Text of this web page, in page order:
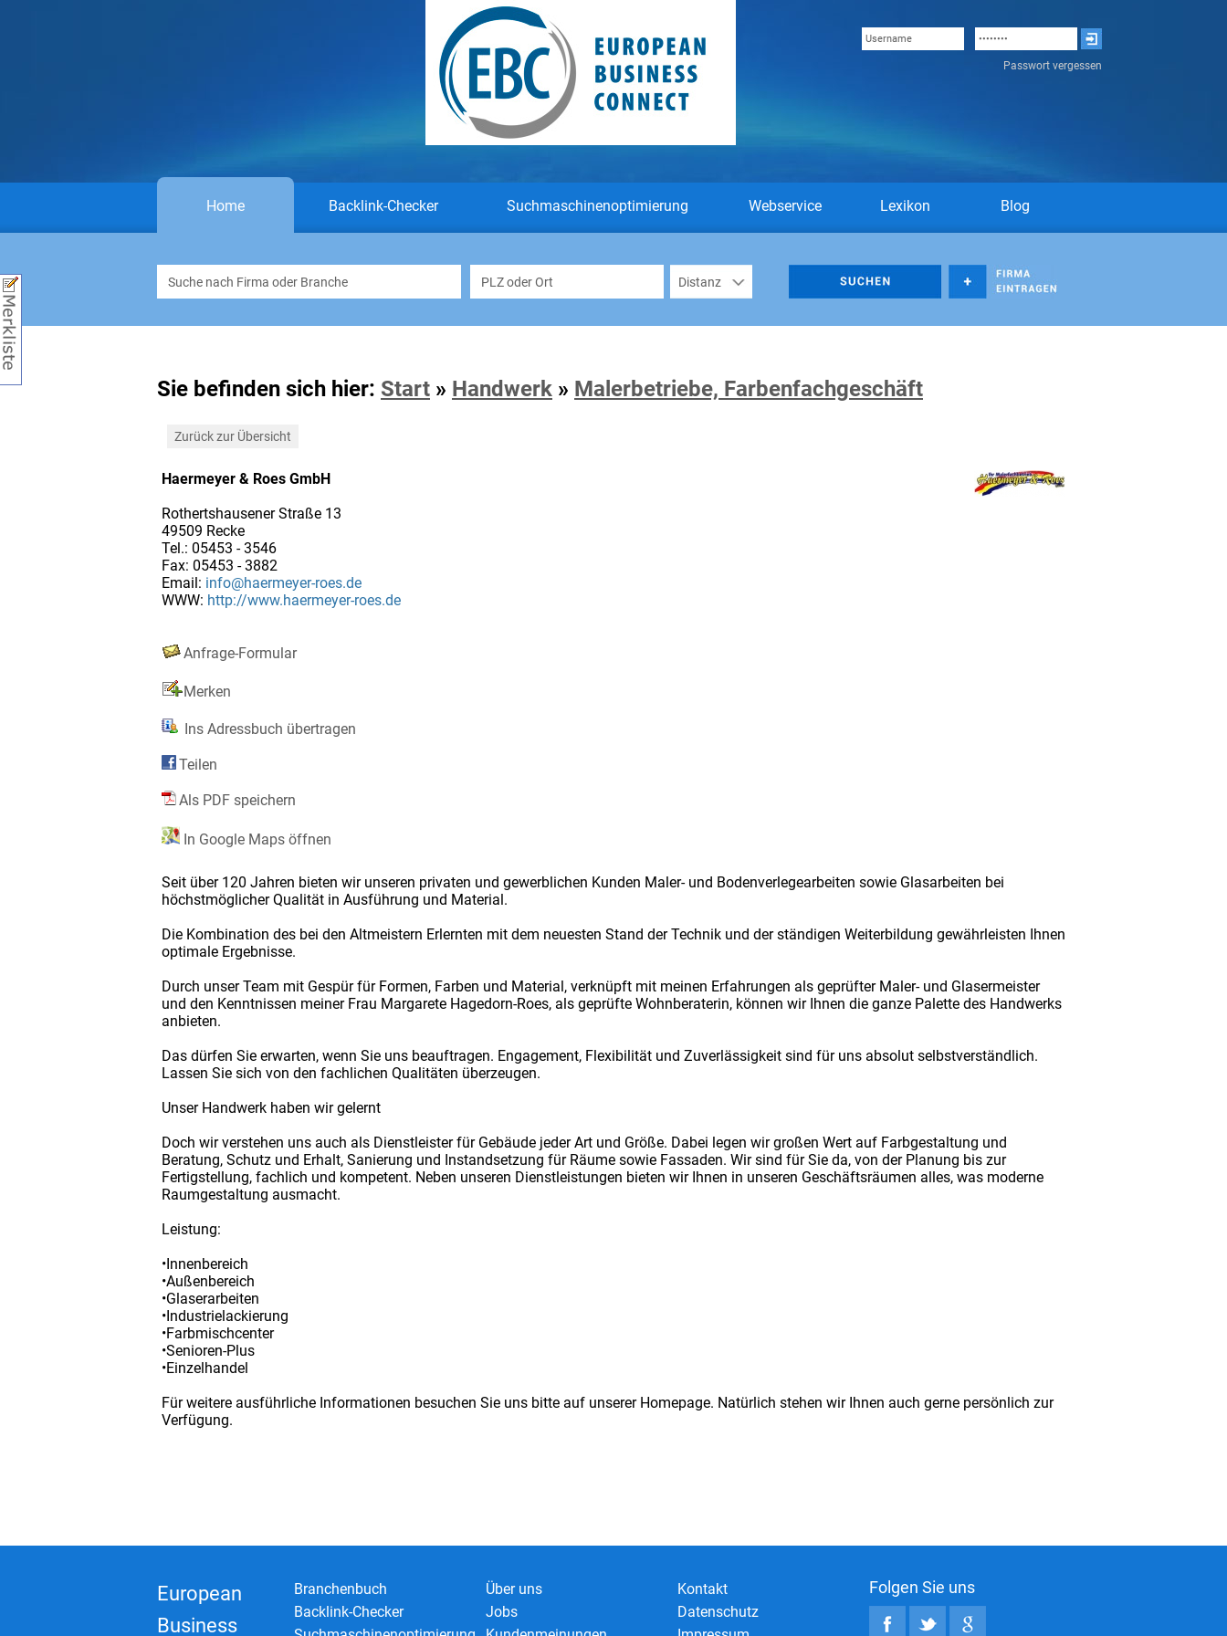
Passwort vergessen
Home Backlink-Checker Suchmaschinenoptimierung Webservice Lexikon Blog
Sie befinden sich hier: Start » Handwerk » Malerbetriebe, Farbenfachgeschäft
Zurück zur Übersicht
Haermeyer & Roes GmbH
Rothertshausener Straße 13
49509 Recke
Tel.: 05453 - 3546
Fax: 05453 - 3882
Email: info@haermeyer-roes.de
WWW: http://www.haermeyer-roes.de
Anfrage-Formular
Merken
Ins Adressbuch übertragen
Teilen
Als PDF speichern
In Google Maps öffnen
Seit über 120 Jahren bieten wir unseren privaten und gewerblichen Kunden Maler- und Bodenverlegearbeiten sowie Glasarbeiten bei
höchstmöglicher Qualität in Ausführung und Material.
Die Kombination des bei den Altmeistern Erlernten mit dem neuesten Stand der Technik und der ständigen Weiterbildung gewährleisten Ihnen
optimale Ergebnisse.
Durch unser Team mit Gespür für Formen, Farben und Material, verknüpft mit meinen Erfahrungen als geprüfter Maler- und Glasermeister
und den Kenntnissen meiner Frau Margarete Hagedorn-Roes, als geprüfte Wohnberaterin, können wir Ihnen die ganze Palette des Handwerks
anbieten.
Das dürfen Sie erwarten, wenn Sie uns beauftragen. Engagement, Flexibilität und Zuverlässigkeit sind für uns absolut selbstverständlich.
Lassen Sie sich von den fachlichen Qualitäten überzeugen.
Unser Handwerk haben wir gelernt
Doch wir verstehen uns auch als Dienstleister für Gebäude jeder Art und Größe. Dabei legen wir großen Wert auf Farbgestaltung und
Beratung, Schutz und Erhalt, Sanierung und Instandsetzung für Räume sowie Fassaden. Wir sind für Sie da, von der Planung bis zur
Fertigstellung, fachlich und kompetent. Neben unseren Dienstleistungen bieten wir Ihnen in unseren Geschäftsräumen alles, was moderne
Raumgestaltung ausmacht.
Leistung:
•Innenbereich
•Außenbereich
•Glaserarbeiten
•Industrielackierung
•Farbmischcenter
•Senioren-Plus
•Einzelhandel
Für weitere ausführliche Informationen besuchen Sie uns bitte auf unserer Homepage. Natürlich stehen wir Ihnen auch gerne persönlich zur
Verfügung.
European
Business
Branchenbuch
Backlink-Checker
Über uns
Jobs
Kontakt
Datenschutz
Folgen Sie uns